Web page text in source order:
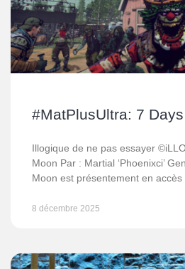
#MatPlusUltra: 7
Illogique de ne pas essayer
Moon Par : Martial ‘Phoenixci’
Moon est présentement en
8 décembre 2025